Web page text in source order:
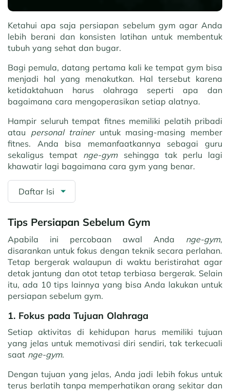
Ketahui apa saja persiapan sebelum gym agar Anda
lebih berani dan konsisten latihan untuk membentuk
tubuh yang sehat dan bugar.
Bagi pemula, datang pertama kali ke tempat gym bisa
menjadi hal yang menakutkan. Hal tersebut karena
ketidaktahuan harus olahraga seperti apa dan
bagaimana cara mengoperasikan setiap alatnya.
Hampir seluruh tempat fitnes memiliki pelatih pribadi
atau personal traineruntuk masing-masing member
fitnes. Anda bisa memanfaatkannya sebagai guru
sekaligus tempat nge-gymsehingga tak perlu lagi
khawatir lagi bagaimana cara gym yang benar.
Daftar Isi
Tips Persiapan Sebelum Gym
Apabila ini percobaan awal Anda nge-gym,
disarankan untuk fokus dengan teknik secara perlahan.
Tetap bergerak walaupun di waktu beristirahat agar
detak jantung dan otot tetap terbiasa bergerak. Selain
itu, ada 10 tips lainnya yang bisa Anda lakukan untuk
persiapan sebelum gym.
1. Fokus pada Tujuan Olahraga
Setiap aktivitas di kehidupan harus memiliki tujuan
yang jelas untuk memotivasi diri sendiri, tak terkecuali
saat nge-gym.
Dengan tujuan yang jelas, Anda jadi lebih fokus untuk
terus berlatih tanpa memperhatikan orang sekitar dan